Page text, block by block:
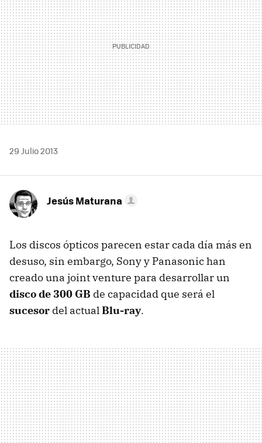
29 Julio 2013
Jesús Maturana
Los discos ópticos parecen estar cada día más en
desuso, sin embargo, Sony y Panasonic han
creado una joint venture para desarrollar un
disco de 300 GB de capacidad que será el
sucesor del actualBlu-ray.